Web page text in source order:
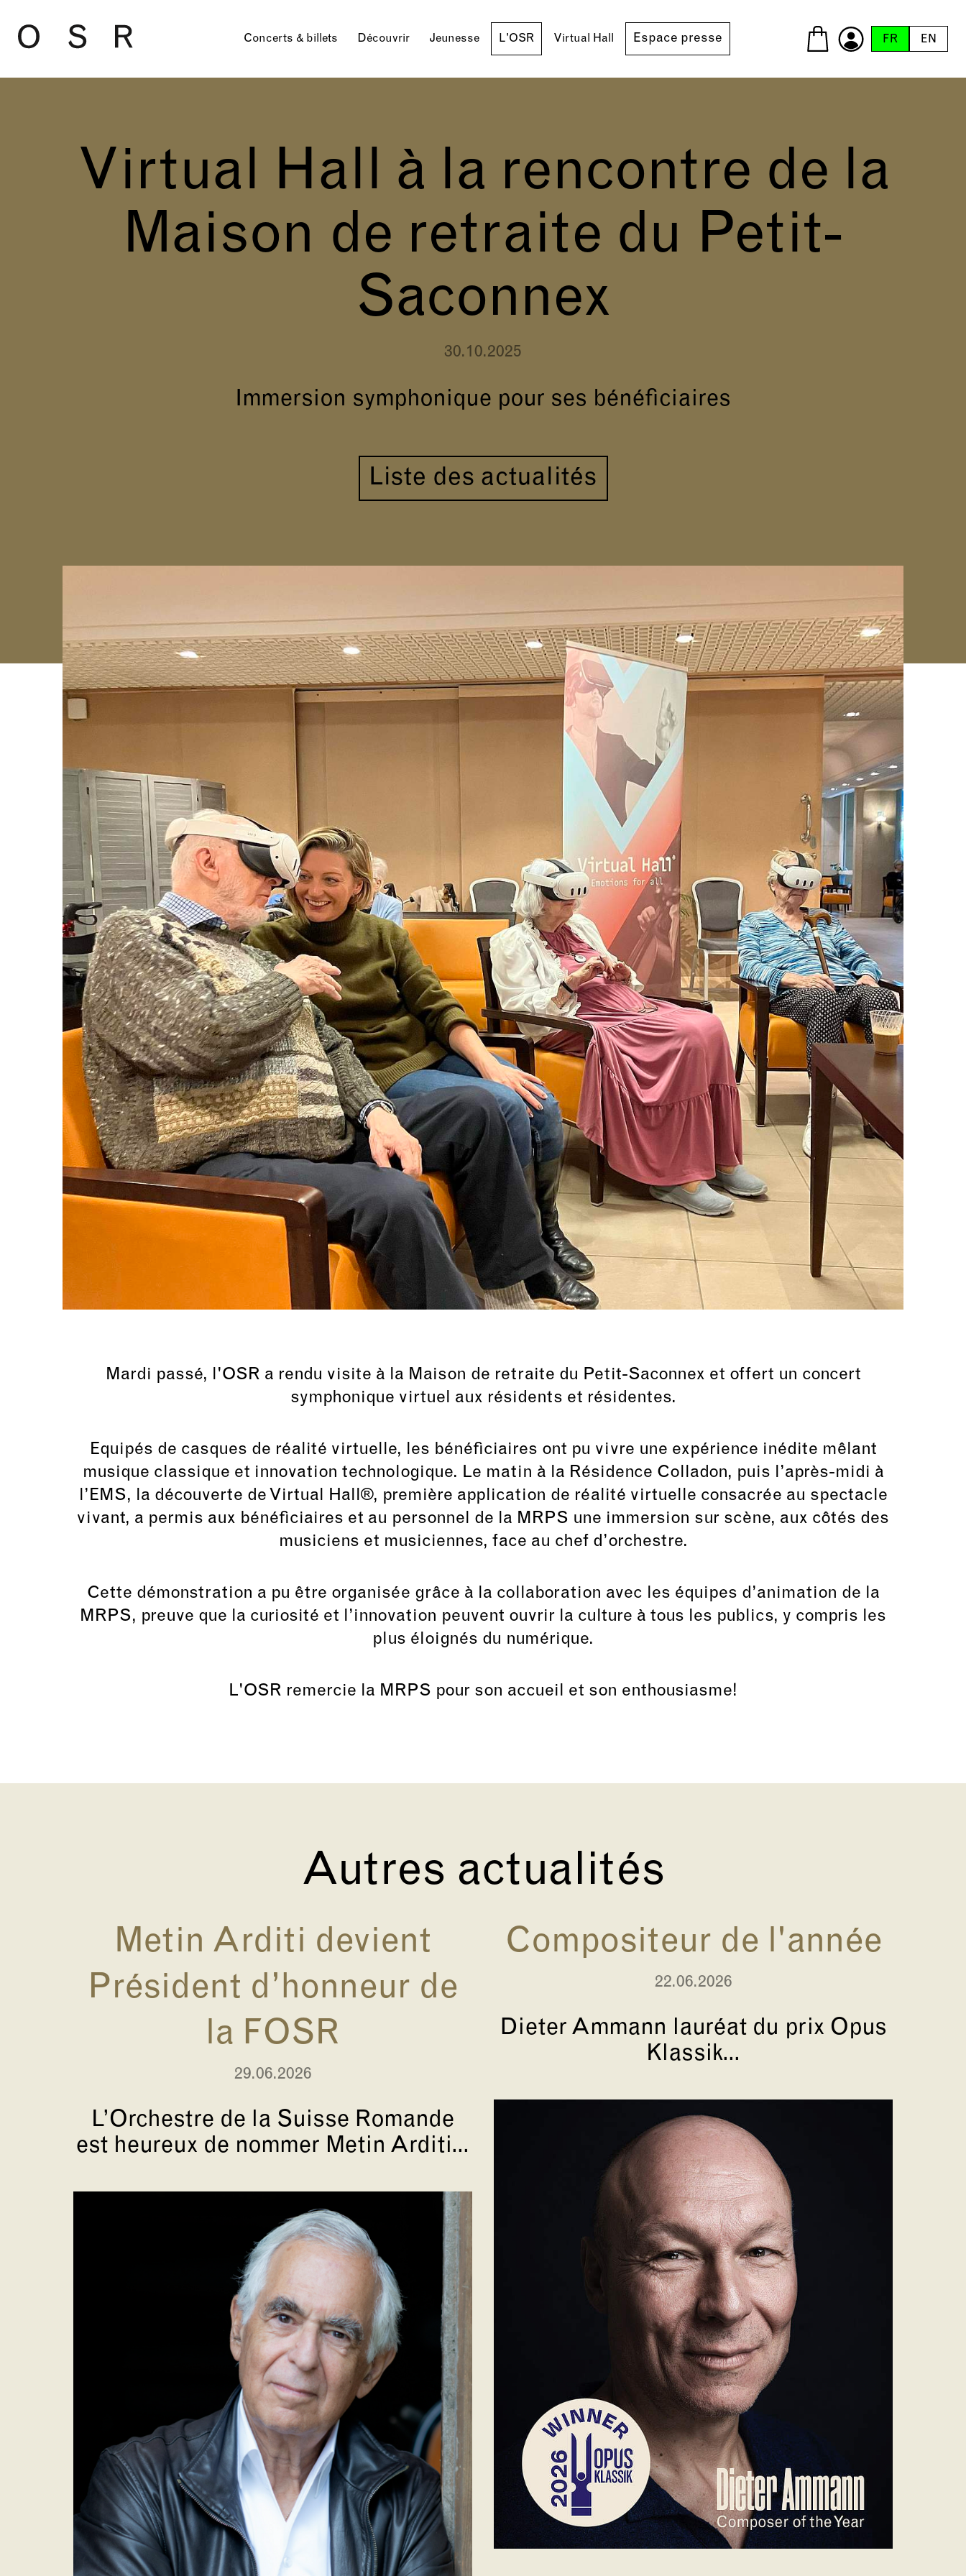
Concerts & billets Découvrir Jeunesse L'OSR Virtual Hall Espace presse FR EN
Virtual Hall à la rencontre de la
Maison de retraite du Petit-
Saconnex
30.10.2025
Immersion symphonique pour ses bénéficiaires
Liste des actualités
Mardi passé, l'OSR a rendu visite à la Maison de retraite du Petit-Saconnex et offert un concert
symphonique virtuel aux résidents et résidentes.
Equipés de casques de réalité virtuelle, les bénéficiaires ont pu vivre une expérience inédite mêlant
musique classique et innovation technologique. Le matin à la Résidence Colladon, puis l’après-midi à
l’EMS, la découverte de Virtual Hall®, première application de réalité virtuelle consacrée au spectacle
vivant, a permis aux bénéficiaires et au personnel de la MRPS une immersion sur scène, aux côtés des
musiciens et musiciennes, face au chef d’orchestre.
Cette démonstration a pu être organisée grâce à la collaboration avec les équipes d’animation de la
MRPS, preuve que la curiosité et l’innovation peuvent ouvrir la culture à tous les publics, y compris les
plus éloignés du numérique.
L'OSR remercie la MRPS pour son accueil et son enthousiasme!
Autres actualités
Metin Arditi devient
Président d’honneur de
la FOSR
29.06.2026
L’Orchestre de la Suisse Romande
est heureux de nommer Metin Arditi...
Compositeur de l'année
22.06.2026
Dieter Ammann lauréat du prix Opus
Klassik...